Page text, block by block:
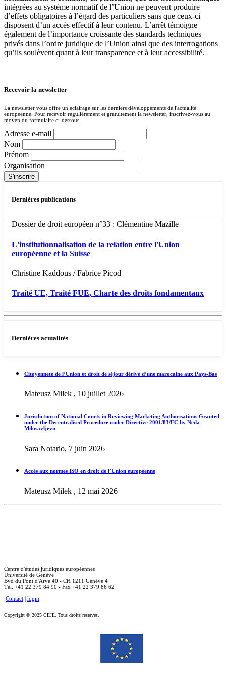
intégrées au système normatif de l’Union ne peuvent produire
d’effets obligatoires à l’égard des particuliers sans que ceux-ci
disposent d’un accès effectif à leur contenu. L’arrêt témoigne
également de l’importance croissante des standards techniques
privés dans l’ordre juridique de l’Union ainsi que des interrogations
qu’ils soulèvent quant à leur transparence et à leur accessibilité.
Recevoir la newsletter
La newsletter vous offre un éclairage sur les derniers développements de l'actualité
européenne. Pour recevoir régulièrement et gratuitement la newsletter, inscrivez-vous au
moyen du formulaire ci-dessous.
Adresse e-mail
Nom
Prénom
Organisation
Dernières publications
Dossier de droit européen n°33 : Clémentine Mazille
L'institutionnalisation de la relation entre l'Union
européenne et la Suisse
Christine Kaddous / Fabrice Picod
Traité UE, Traité FUE, Charte des droits fondamentaux
Dernières actualités
Citoyenneté de l’Union et droit de séjour dérivé d’une marocaine aux Pays-Bas
Mateusz Milek , 10 juillet 2026
Jurisdiction of National Courts in Reviewing Marketing Authorisations Granted
under the Decentralised Procedure under Directive 2001/83/EC by Neda
Milosavljevic
Sara Notario, 7 juin 2026
Accès aux normes ISO en droit de l’Union européenne
Mateusz Milek , 12 mai 2026
Centre d'études juridiques européennes
Université de Genève
Bvd du Pont d'Arve 40 - CH 1211 Genève 4
Tél. +41 22 379 84 90 - Fax +41 22 379 86 62
Contact | login
Copyright © 2025 CEJE. Tous droits réservés.